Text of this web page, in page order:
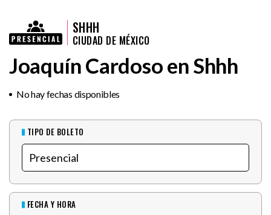
SHHH
CIUDAD DE MÉXICO
Joaquín Cardoso en Shhh
No hay fechas disponibles
TIPO DE BOLETO
FECHA Y HORA